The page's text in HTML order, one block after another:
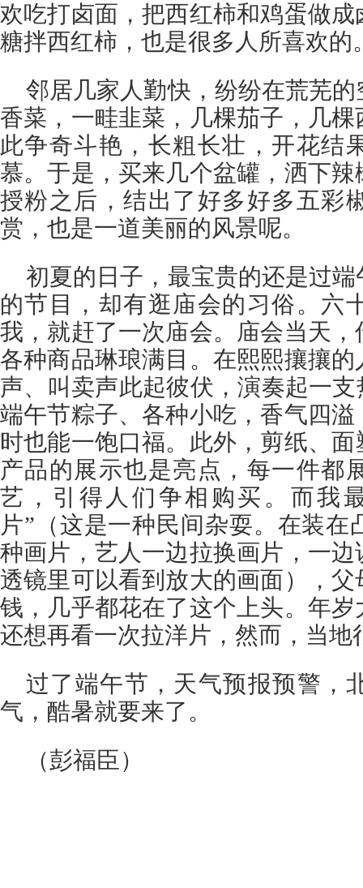
欢吃打卤面，把西红柿和鸡蛋做
糖拌西红柿，也是很多人所喜欢的
邻居几家人勤快，纷纷在荒芜
香菜，一畦韭菜，几棵茄子，几
此争奇斗艳，长粗长壮，开花结
慕。于是，买来几个盆罐，洒下
授粉之后，结出了好多好多五彩
赏，也是一道美丽的风景呢。
初夏的日子，最宝贵的还是过
的节目，却有逛庙会的习俗。六
我，就赶了一次庙会。庙会当天
各种商品琳琅满目。在熙熙攘攘
声、叫卖声此起彼伏，演奏起一
端午节粽子、各种小吃，香气四
时也能一饱口福。此外，剪纸、
产品的展示也是亮点，每一件都
艺，引得人们争相购买。而我
片”（这是一种民间杂耍。在装在
种画片，艺人一边拉换画片，一
透镜里可以看到放大的画面），
钱，几乎都花在了这个上头。年
还想再看一次拉洋片，然而，当地
过了端午节，天气预报预警，
气，酷暑就要来了。
（彭福臣）